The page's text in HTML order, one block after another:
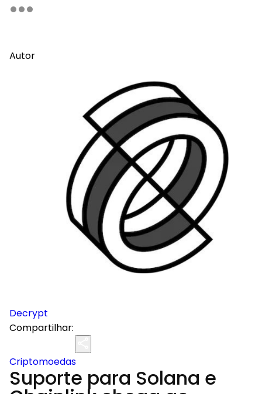
Autor
Decrypt
Compartilhar:
Criptomoedas
Suporte para Solana e